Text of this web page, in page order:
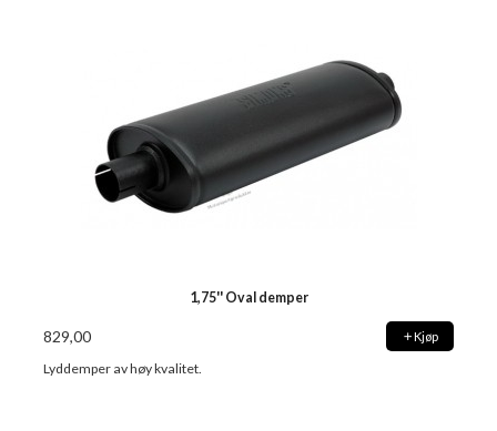
1,75'' Oval demper
829,00 Kjøp
Lyddemper av høy kvalitet.